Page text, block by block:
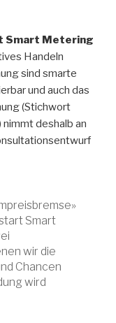
Smart Metering
Handeln
sind smarte
und auch das
(Stichwort
deshalb an
Smart
wir die
Chancen
wird